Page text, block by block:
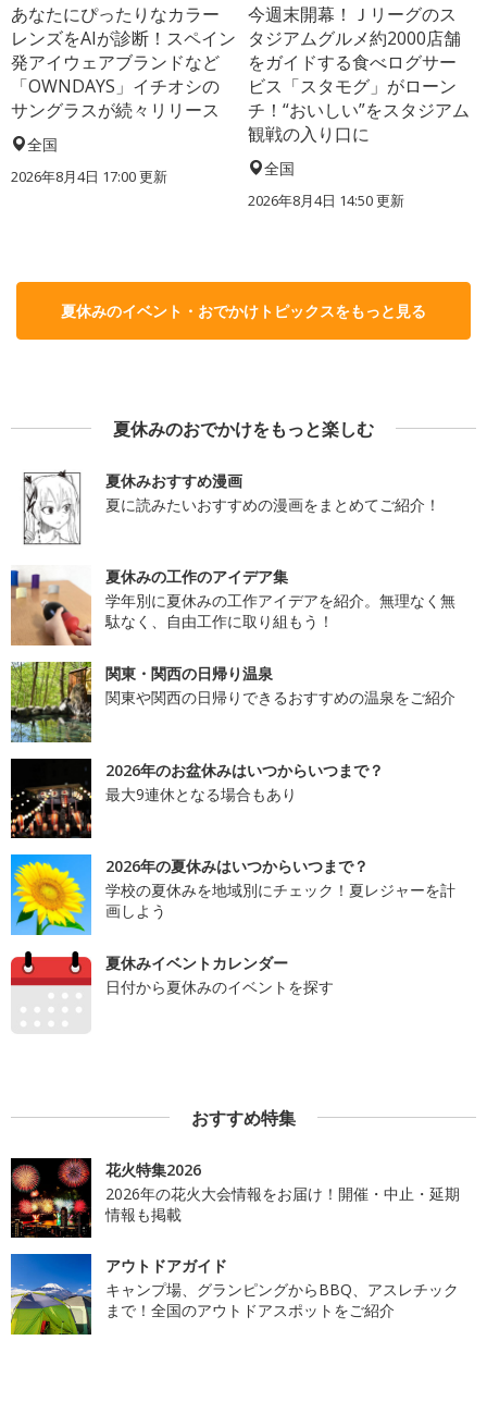
あなたにぴったりなカラー
レンズをAIが診断！スペイン
発アイウェアブランドなど
「OWNDAYS」イチオシの
サングラスが続々リリース
全国
2026年8月4日 17:00更新
今週末開幕！Ｊリーグのス
タジアムグルメ約2000店舗
をガイドする食べログサー
ビス「スタモグ」がローン
チ！“おいしい”をスタジアム
観戦の入り口に
全国
2026年8月4日 14:50更新
夏休みのイベント・おでかけトピックスをもっと見る
夏休みのおでかけをもっと楽しむ
夏休みおすすめ漫画
夏に読みたいおすすめの漫画をまとめてご紹介！
夏休みの工作のアイデア集
学年別に夏休みの工作アイデアを紹介。無理なく無
駄なく、自由工作に取り組もう！
関東・関西の日帰り温泉
関東や関西の日帰りできるおすすめの温泉をご紹介
2026年のお盆休みはいつからいつまで？
最大9連休となる場合もあり
2026年の夏休みはいつからいつまで？
学校の夏休みを地域別にチェック！夏レジャーを計
画しよう
夏休みイベントカレンダー
日付から夏休みのイベントを探す
おすすめ特集
花火特集2026
2026年の花火大会情報をお届け！開催・中止・延期
情報も掲載
アウトドアガイド
キャンプ場、グランピングからBBQ、アスレチック
まで！全国のアウトドアスポットをご紹介